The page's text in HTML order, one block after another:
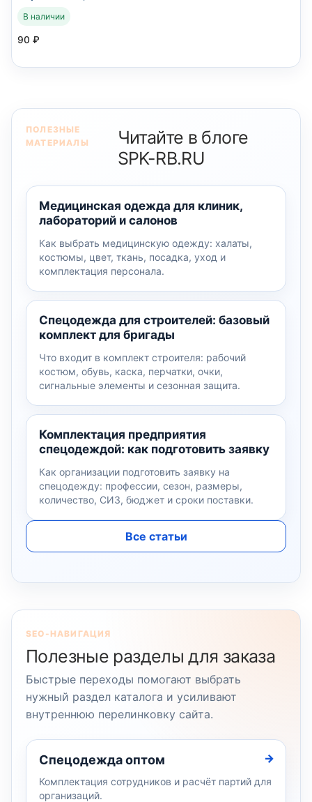
В наличии
90 ₽
ПОЛЕЗНЫЕ
МАТЕРИАЛЫ
Читайте в блоге
SPK-RB.RU
Медицинская одежда для клиник,
лабораторий и салонов
Как выбрать медицинскую одежду: халаты,
костюмы, цвет, ткань, посадка, уход и
комплектация персонала.
Спецодежда для строителей: базовый
комплект для бригады
Что входит в комплект строителя: рабочий
костюм, обувь, каска, перчатки, очки,
сигнальные элементы и сезонная защита.
Комплектация предприятия
спецодеждой: как подготовить заявку
Как организации подготовить заявку на
спецодежду: профессии, сезон, размеры,
количество, СИЗ, бюджет и сроки поставки.
Все статьи
SEO-НАВИГАЦИЯ
Полезные разделы для заказа
Быстрые переходы помогают выбрать
нужный раздел каталога и усиливают
внутреннюю перелинковку сайта.
Спецодежда оптом
Комплектация сотрудников и расчёт партий для
организаций.